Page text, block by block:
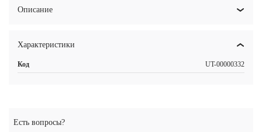
Описание
Характеристики
Код UT-00000332
Есть вопросы?